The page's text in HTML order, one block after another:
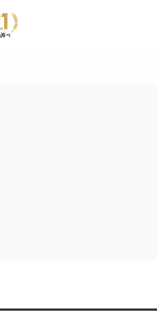
活動を追跡してもよ